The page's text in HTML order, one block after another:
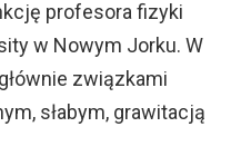
profesora fizyki
w Nowym Jorku. W
związkami
słabym, grawitacją